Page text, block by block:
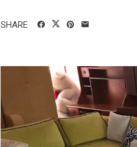
SHARE